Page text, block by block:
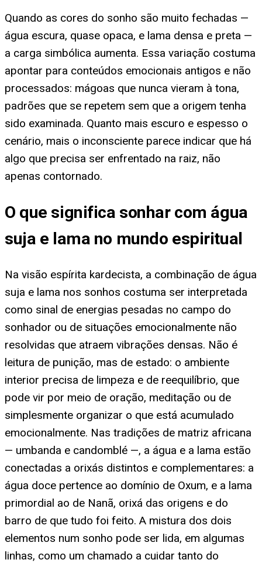
Quando as cores do sonho são muito fechadas —
água escura, quase opaca, e lama densa e preta —
a carga simbólica aumenta. Essa variação costuma
apontar para conteúdos emocionais antigos e não
processados: mágoas que nunca vieram à tona,
padrões que se repetem sem que a origem tenha
sido examinada. Quanto mais escuro e espesso o
cenário, mais o inconsciente parece indicar que há
algo que precisa ser enfrentado na raiz, não
apenas contornado.
O que significa sonhar com água
suja e lama no mundo espiritual
Na visão espírita kardecista, a combinação de água
suja e lama nos sonhos costuma ser interpretada
como sinal de energias pesadas no campo do
sonhador ou de situações emocionalmente não
resolvidas que atraem vibrações densas. Não é
leitura de punição, mas de estado: o ambiente
interior precisa de limpeza e de reequilíbrio, que
pode vir por meio de oração, meditação ou de
simplesmente organizar o que está acumulado
emocionalmente. Nas tradições de matriz africana
— umbanda e candomblé —, a água e a lama estão
conectadas a orixás distintos e complementares: a
água doce pertence ao domínio de Oxum, e a lama
primordial ao de Nanã, orixá das origens e do
barro de que tudo foi feito. A mistura dos dois
elementos num sonho pode ser lida, em algumas
linhas, como um chamado a cuidar tanto do